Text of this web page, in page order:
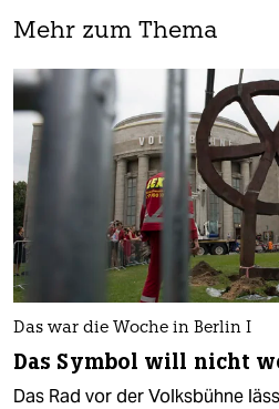
Mehr zum Thema
Das war die Woche in Berlin I
Das Symbol will nicht
Das Rad vor der Volksbühne